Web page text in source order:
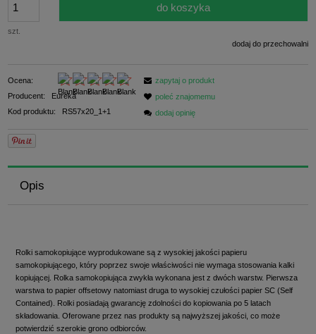
szt.
do koszyka
dodaj do przechowalni
Ocena:
Producent:
Eureka
Kod produktu:
RS57x20_1+1
zapytaj o produkt
poleć znajomemu
dodaj opinię
Opis
Rolki samokopiujące wyprodukowane są z wysokiej jakości papieru
samokopiującego, który poprzez swoje właściwości nie wymaga stosowania kalki
kopiującej. Rolka samokopiująca zwykła wykonana jest z dwóch warstw. Pierwsza
warstwa to papier offsetowy natomiast druga to wysokiej czułości papier SC (Self
Contained). Rolki posiadają gwarancję zdolności do kopiowania po 5 latach
składowania. Oferowane przez nas produkty są najwyższej jakości, co może
potwierdzić szerokie grono odbiorców.